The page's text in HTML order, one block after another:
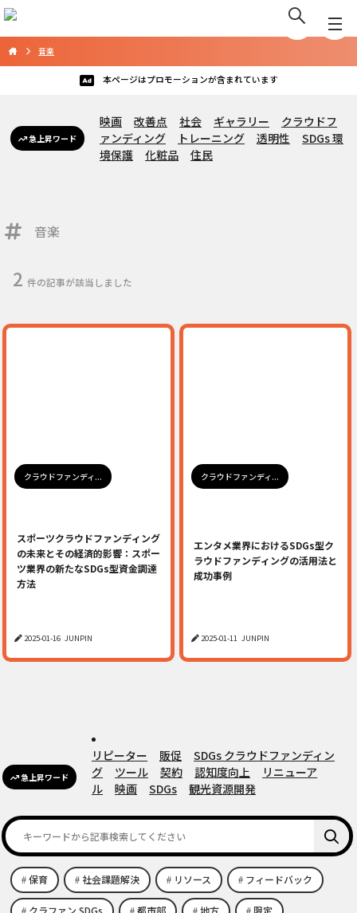
音楽
本ページはプロモーションが含まれています
急上昇ワード
映画 改善点 社会 ギャラリー
クラウドフ
ァンディング
トレーニング 透明性
SDGs 環
境保護
化粧品 住民
音楽
2 件の記事が該当しました
クラウドファンディ...
スポーツクラウドファンディング
の未来とその経済的影響：スポー
ツ業界の新たなSDGs型資金調達
方法
2025-01-16 JUNPIN
クラウドファンディ...
エンタメ業界におけるSDGs型ク
ラウドファンディングの活用法と
成功事例
2025-01-11 JUNPIN
急上昇ワード
リピーター 販促
SDGs クラウドファンディン
グ
ツール 契約 認知度向上
リニューア
ル
映画 SDGs 観光資源開発
保育 社会課題解決 リソース フィードバック
クラファン SDGs 都市部 地方 限定